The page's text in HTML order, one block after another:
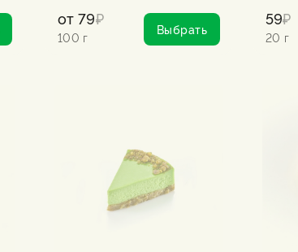
от79₽
100 г
Выбрать
59₽
20 г